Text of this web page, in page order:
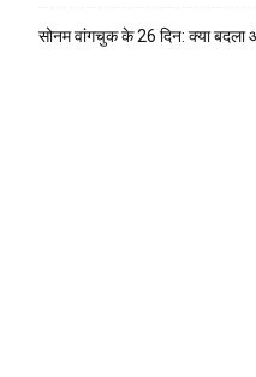
सोनम वांगचुक के 26 दिन: क्या बदला